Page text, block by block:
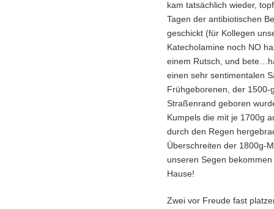
kam tatsächlich wieder,
Tagen der antibiotischen
geschickt (für Kollegen
Katecholamine noch NO
einem Rutsch, und
einen sehr sentimentalen
Frühgeborenen, der
Straßenrand geboren
Kumpels die mit je 1700g
durch den Regen
Überschreiten der 1800g-
unseren Segen
Hause!
Zwei vor Freude fast